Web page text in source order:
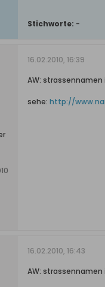
Stichworte: -
16.02.2010, 16:39
AW:
sehe: http://
16.02.2010, 16:43
AW: